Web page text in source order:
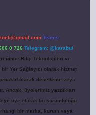
Teams:
0 726 Telegram: @karabul
Bilgi Teknolojileri ve
Yer Sağlayıcı olarak hizmet
olarak denetleme veya
Ancak, üyelerimiz yazdıkları
üye olarak bu sorumluluğu
bir marka, kurum veya